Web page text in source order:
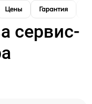
Цены Гарантия
сервис-